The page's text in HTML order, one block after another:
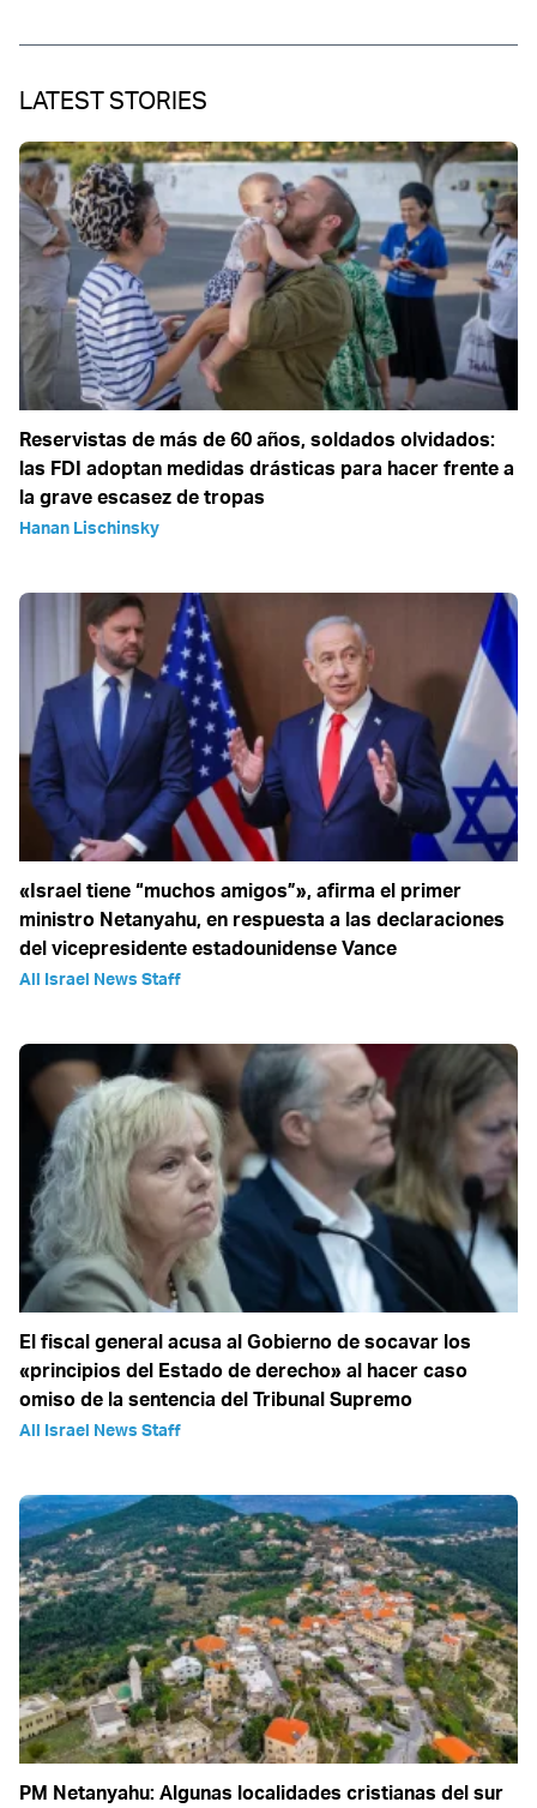
LATEST STORIES
Reservistas de más de 60 años, soldados olvidados:
las FDI adoptan medidas drásticas para hacer frente a
la grave escasez de tropas
Hanan Lischinsky
«Israel tiene “muchos amigos”», afirma el primer
ministro Netanyahu, en respuesta a las declaraciones
del vicepresidente estadounidense Vance
All Israel News Staff
El fiscal general acusa al Gobierno de socavar los
«principios del Estado de derecho» al hacer caso
omiso de la sentencia del Tribunal Supremo
All Israel News Staff
PM Netanyahu: Algunas localidades cristianas del sur